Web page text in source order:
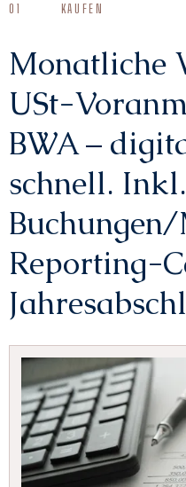
01 KAUFEN
Monatliche
USt-
BWA –
schnell.
Reporting-